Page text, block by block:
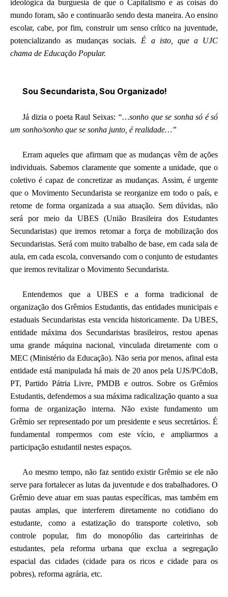
ideológica da burguesia de que o Capitalismo e as coisas do
mundo foram, são e continuarão sendo desta maneira. Ao ensino
escolar, cabe, por fim, construir um senso crítico na juventude,
potencializando as mudanças sociais. É a isto, que a UJC
chama de Educação Popular.
Sou Secundarista, Sou Organizado!
Já dizia o poeta Raul Seixas: “…sonho que se sonha só é só
um sonho/sonho que se sonha junto, é realidade…”
Erram aqueles que afirmam que as mudanças vêm de ações
individuais. Sabemos claramente que somente a unidade, que o
coletivo é capaz de concretizar as mudanças. Assim, é urgente
que o Movimento Secundarista se reorganize em todo o país, e
retome de forma organizada a sua atuação. Sem dúvidas, não
será por meio da UBES (União Brasileira dos Estudantes
Secundaristas) que iremos retomar a força de mobilização dos
Secundaristas. Será com muito trabalho de base, em cada sala de
aula, em cada escola, conversando com o conjunto de estudantes
que iremos revitalizar o Movimento Secundarista.
Entendemos que a UBES e a forma tradicional de
organização dos Grêmios Estudantis, das entidades municipais e
estaduais Secundaristas esta vencida historicamente. Da UBES,
entidade máxima dos Secundaristas brasileiros, restou apenas
uma grande máquina nacional, vinculada diretamente com o
MEC (Ministério da Educação). Não seria por menos, afinal esta
entidade está manipulada há mais de 20 anos pela UJS/PCdoB,
PT, Partido Pátria Livre, PMDB e outros. Sobre os Grêmios
Estudantis, defendemos a sua máxima radicalização quanto a sua
forma de organização interna. Não existe fundamento um
Grêmio ser representado por um presidente e seus secretários. É
fundamental rompermos com este vício, e ampliarmos a
participação estudantil nestes espaços.
Ao mesmo tempo, não faz sentido existir Grêmio se ele não
serve para fortalecer as lutas da juventude e dos trabalhadores. O
Grêmio deve atuar em suas pautas específicas, mas também em
pautas amplas, que interferem diretamente no cotidiano do
estudante, como a estatização do transporte coletivo, sob
controle popular, fim do monopólio das carteirinhas de
estudantes, pela reforma urbana que exclua a segregação
espacial das cidades (cidade para os ricos e cidade para os
pobres), reforma agrária, etc.